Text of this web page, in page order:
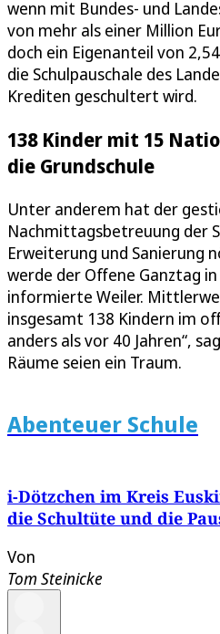
wenn mit Bundes- und
von mehr als einer Million
doch ein Eigenanteil von
die Schulpauschale des
Krediten geschultert wird.
138 Kinder mit 15
die Grundschule
Unter anderem hat der
Nachmittagsbetreuung der
Erweiterung und Sanierung
werde der Offene Ganztag
informierte Weiler.
insgesamt 138 Kindern im
anders als vor 40 Jahren“,
Räume seien ein Traum.
Abenteuer Schule
i-Dötzchen im Kreis
die Schultüte und die
Von
Tom Steinicke